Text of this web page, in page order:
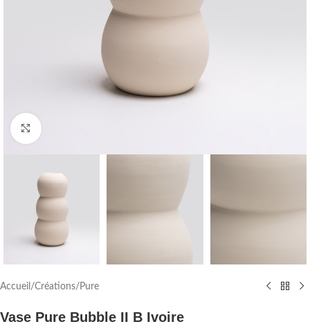
Accueil /Créations/Pure
Vase Pure Bubble II B Ivoire